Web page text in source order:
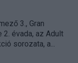
3., Gran
évada, az Adult
sorozata, a...